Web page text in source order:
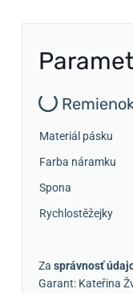
Materiál pásku
Farba náramku
Spona
Rychlostěžejky
Za správnosť
Garant: Kateřina